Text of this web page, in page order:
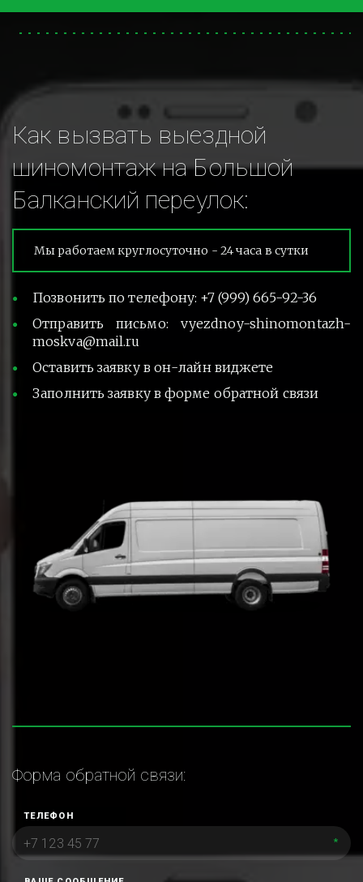
Как вызвать выездной
шиномонтаж на Большой
Балканский переулок:
Мы работаем круглосуточно - 24 часа в сутки
Позвонить по телефону: +7 (999) 665-92-36
Отправить письмо: vyezdnoy-shinomontazh-
moskva@mail.ru
Оставить заявку в он-лайн виджете
Заполнить заявку в форме обратной связи
Форма обратной связи:
ТЕЛЕФОН
*